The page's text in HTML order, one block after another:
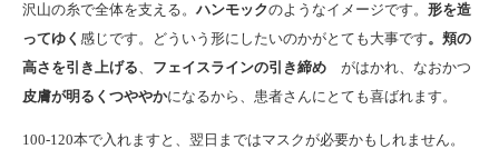
沢山の糸で全体を支える。 ハンモックのようなイメージです。 形を造
ってゆく 感じです。どういう形にしたいのかがとても大事です。頬の
高さを引き上げる、 フェイスラインの引き締め がはかれ、なおかつ
皮膚が明るくつややかになるから、患者さんにとても喜ばれます。
100-120本で入れますと、翌日まではマスクが必要かもしれません。